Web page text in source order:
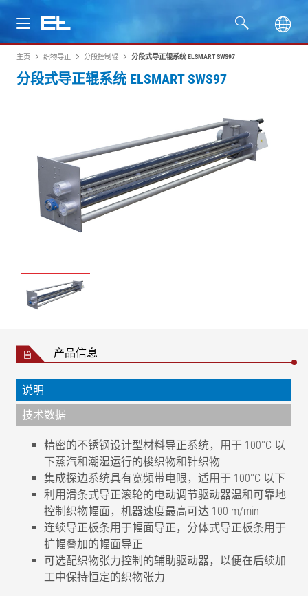
产品
公司
主页 织物导正 分段控制辊 分段式导正辊系统 ELSMART SWS97
分段式导正辊系统 ELSMART SWS97
产品信息
说明
技术数据
精密的不锈钢设计型材料导正系统，用于 100°C 以
下蒸汽和潮湿运行的梭织物和针织物
集成探边系统具有宽频带电眼，适用于 100°C 以下
利用滑条式导正滚轮的电动调节驱动器温和可靠地
控制织物幅面，机器速度最高可达 100 m/min
连续导正板条用于幅面导正，分体式导正板条用于
扩幅叠加的幅面导正
可选配织物张力控制的辅助驱动器，以便在后续加
工中保持恒定的织物张力